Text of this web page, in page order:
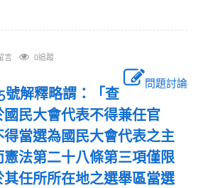
言 0追蹤
問題討論
號解釋略謂：「查
民大會代表不得兼任官
當選為國民大會代表之主
法第二十八條第三項僅限
任所所在地之選舉區當選